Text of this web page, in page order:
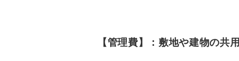
【管理費】：敷地や建物の共